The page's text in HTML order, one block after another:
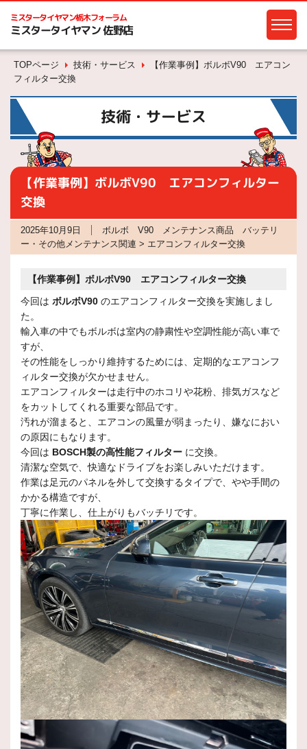
ミスタータイヤマン栃木フォーラム
ミスタータイヤマン 佐野店
TOPページ 技術・サービス
【作業事例】ボルボV90 エアコン
フィルター交換
技術・サービス
【作業事例】ボルボV90 エアコンフィルター
交換
2025年10月9日
ボルボ V90 メンテナンス商品 バッテリ
ー・その他メンテナンス関連 > エアコンフィルター交換
【作業事例】ボルボV90 エアコンフィルター交換
今回は ボルボV90 のエアコンフィルター交換を実施しまし
た。
輸入車の中でもボルボは室内の静粛性や空調性能が高い車で
すが、
その性能をしっかり維持するためには、定期的なエアコンフ
ィルター交換が欠かせません。
エアコンフィルターは走行中のホコリや花粉、排気ガスなど
をカットしてくれる重要な部品です。
汚れが溜まると、エアコンの風量が弱まったり、嫌なにおい
の原因にもなります。
今回は BOSCH製の高性能フィルター に交換。
清潔な空気で、快適なドライブをお楽しみいただけます。
作業は足元のパネルを外して交換するタイプで、やや手間の
かかる構造ですが、
丁寧に作業し、仕上がりもバッチリです。